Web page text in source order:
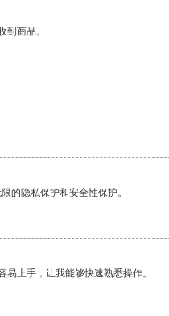
商品。
的隐私保护和安全性保护。
上手，让我能够快速熟悉操作。